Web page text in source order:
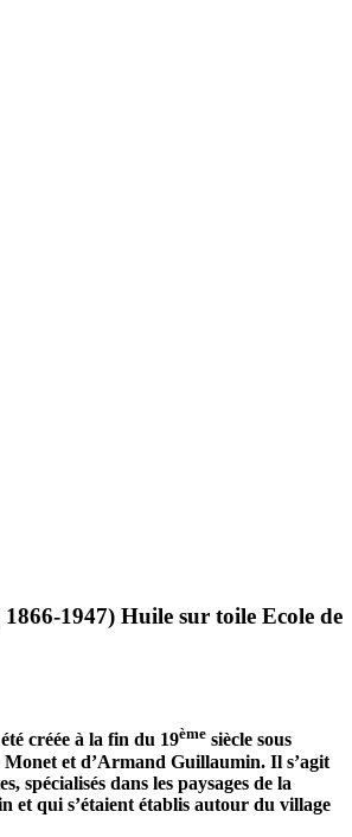
1947) Huile sur toile Ecole de
créée à la fin du 19ème siècle sous
Monet et d’Armand Guillaumin. Il s’agit
spécialisés dans les paysages de la
et qui s’étaient établis autour du village